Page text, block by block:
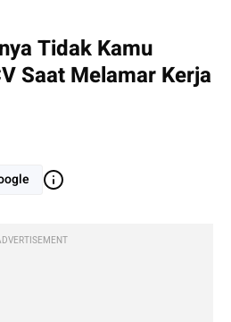
Tidak Kamu
Saat Melamar Kerja